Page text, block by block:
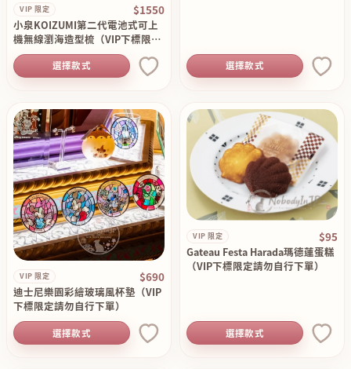
VIP 限定 $1550
小泉KOIZUMI第二代電池式可上
機無線瀏海造型梳（VIP下標限定
請勿自行下單）
選擇款式 選擇款式
VIP 限定 $690
迪士尼樂園彩繪玻璃風杯墊（VIP
下標限定請勿自行下單）
選擇款式
VIP 限定 $95
Gateau Festa Harada瑪德蓮蛋糕
（VIP下標限定請勿自行下單）
選擇款式